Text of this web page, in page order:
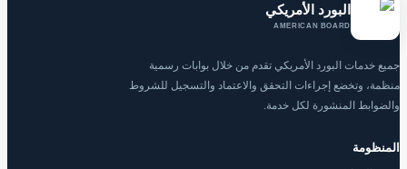
البورد الأمريكي
AMERICAN BOARD
جميع خدمات البورد الأمريكي تقدم من خلال بوابات رسمية
منظمة، وتخضع إجراءات التحقق والاعتماد والتسجيل للشروط
والضوابط المنشورة لكل خدمة.
المنظومة